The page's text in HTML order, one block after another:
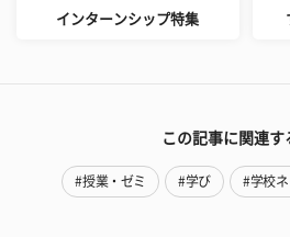
インターンシップ特集
この記事に関連す
#授業・ゼミ #学び #学校